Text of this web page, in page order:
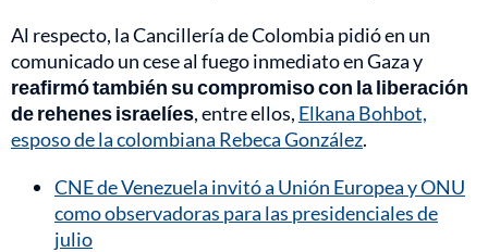
Al respecto, la Cancillería de Colombia pidió en un
comunicado un cese al fuego inmediato en Gaza y
reafirmó también su compromiso con la liberación
de rehenes israelíes, entre ellos, Elkana Bohbot,
esposo de la colombiana Rebeca González.
CNE de Venezuela invitó a Unión Europea y ONU
como observadoras para las presidenciales de
julio